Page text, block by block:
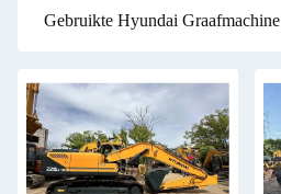
Gebruikte Hyundai Graafmachine